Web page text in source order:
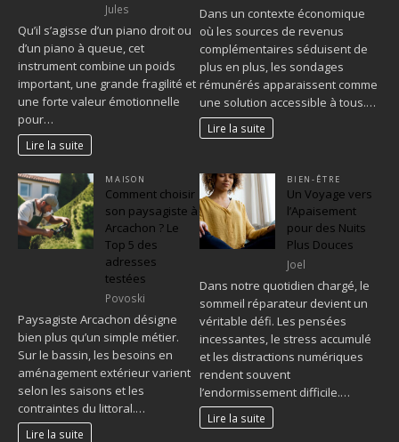
Jules
Qu’il s’agisse d’un piano droit ou
d’un piano à queue, cet
instrument combine un poids
important, une grande fragilité et
une forte valeur émotionnelle
pour…
Lire la suite
Dans un contexte économique
où les sources de revenus
complémentaires séduisent de
plus en plus, les sondages
rémunérés apparaissent comme
une solution accessible à tous.…
Lire la suite
MAISON
Comment choisir
son paysagiste à
Arcachon ? Le
Top 5 des
adresses
testées
Povoski
Paysagiste Arcachon désigne
bien plus qu’un simple métier.
Sur le bassin, les besoins en
aménagement extérieur varient
selon les saisons et les
contraintes du littoral.…
Lire la suite
BIEN-ÊTRE
Un Voyage vers
l’Apaisement
pour des Nuits
Plus Douces
Joel
Dans notre quotidien chargé, le
sommeil réparateur devient un
véritable défi. Les pensées
incessantes, le stress accumulé
et les distractions numériques
rendent souvent
l’endormissement difficile.…
Lire la suite